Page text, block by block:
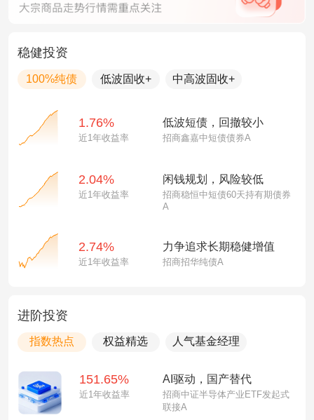
稳健投资
100%纯债 低波固收+ 中高波固收+
1.76%
近1年收益率
低波短债，回撤较小
招商鑫嘉中短债债券A
2.04%
近1年收益率
闲钱规划，风险较低
招商稳恒中短债60天持有期债券
A
2.74%
近1年收益率
力争追求长期稳健增值
招商招华纯债A
进阶投资
指数热点 权益精选 人气基金经理
151.65%
近1年收益率
AI驱动，国产替代
招商中证半导体产业ETF发起式
联接A